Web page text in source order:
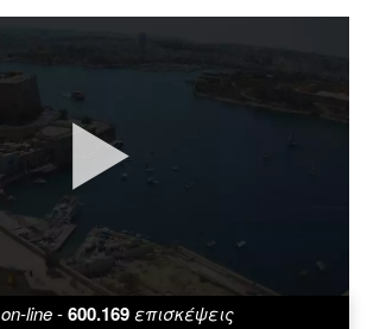
on-line-600.169επισκέψεις